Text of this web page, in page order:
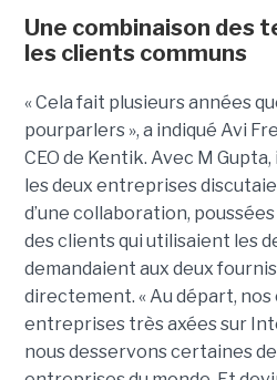
Une combinaison des
les clients communs
« Cela fait plusieurs années
pourparlers », a indiqué Avi
CEO de Kentik. Avec M
les deux entreprises
d’une collaboration,
des clients qui utilisaient les
demandaient aux deux
directement. « Au départ,
entreprises très axées sur
nous desservons certaines